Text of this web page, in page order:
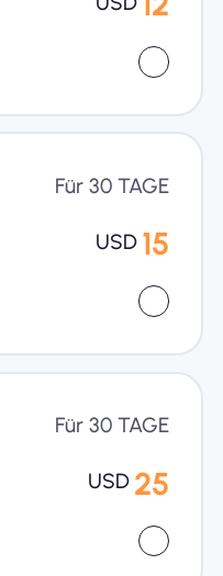
Für 30 TAGE
USD 15
Für 30 TAGE
USD 25